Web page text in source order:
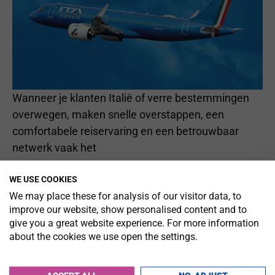
Wanneer je klanten Italië of verre bestemmingen
overwegen, maken snelle overstappen, een
comfortabele reiservaring en een betrouwbaar
netwerk vaak het
NIEUWE INSPIRATIE UIT
DUITSLAND DIE JE METEEN KAN
WE USE COOKIES
We may place these for analysis of our visitor data, to
improve our website, show personalised content and to
give you a great website experience. For more information
about the cookies we use open the settings.